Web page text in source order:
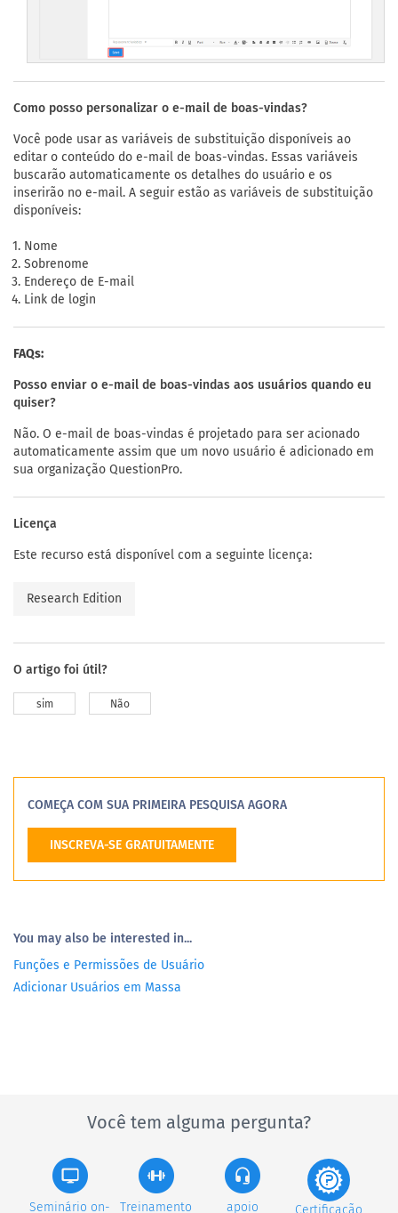
Como posso personalizar o e-mail de boas-vindas?
Você pode usar as variáveis de substituição disponíveis ao
editar o conteúdo do e-mail de boas-vindas. Essas variáveis
buscarão automaticamente os detalhes do usuário e os
inserirão no e-mail. A seguir estão as variáveis de substituição
disponíveis:
Nome
Sobrenome
Endereço de E-mail
Link de login
FAQs:
Posso enviar o e-mail de boas-vindas aos usuários quando eu
quiser?
Não. O e-mail de boas-vindas é projetado para ser acionado
automaticamente assim que um novo usuário é adicionado em
sua organização QuestionPro.
Licença
Este recurso está disponível com a seguinte licença:
Research Edition
O artigo foi útil?
sim Não
COMEÇA COM SUA PRIMEIRA PESQUISA AGORA
INSCREVA-SE GRATUITAMENTE
You may also be interested in...
Funções e Permissões de Usuário
Adicionar Usuários em Massa
Você tem alguma pergunta?
Seminário on- Treinamento apoio Certificação